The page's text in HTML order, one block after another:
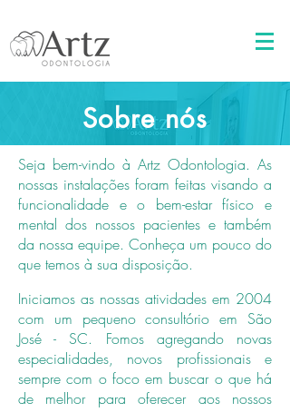
Sobre nós
Seja bem-vindo à Artz Odontologia. As
nossas instalações foram feitas visando a
funcionalidade e o bem-estar físico e
mental dos nossos pacientes e também
da nossa equipe. Conheça um pouco do
que temos à sua disposição.
Iniciamos as nossas atividades em 2004
com um pequeno consultório em São
José - SC. Fomos agregando novas
especialidades, novos profissionais e
sempre com o foco em buscar o que há
de melhor para oferecer aos nossos